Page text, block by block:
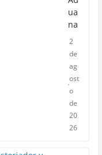
ua
na
2
de
ag
ost
o
de
20
26